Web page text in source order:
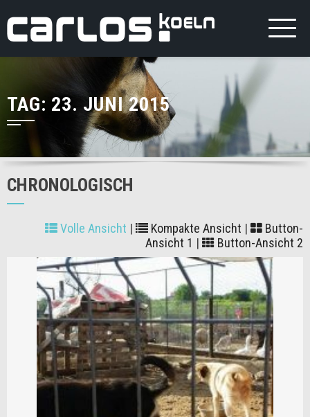
TAG: 23. JUNI 2015
CHRONOLOGISCH
Volle Ansicht | Kompakte Ansicht |
Button-
Ansicht 1 | Button-Ansicht 2